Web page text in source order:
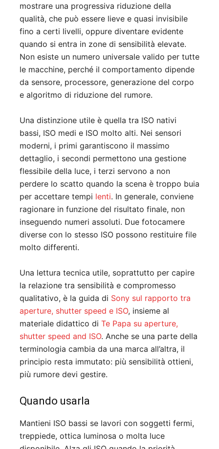
mostrare una progressiva riduzione della
qualità, che può essere lieve e quasi invisibile
fino a certi livelli, oppure diventare evidente
quando si entra in zone di sensibilità elevate.
Non esiste un numero universale valido per tutte
le macchine, perché il comportamento dipende
da sensore, processore, generazione del corpo
e algoritmo di riduzione del rumore.
Una distinzione utile è quella tra ISO nativi
bassi, ISO medi e ISO molto alti. Nei sensori
moderni, i primi garantiscono il massimo
dettaglio, i secondi permettono una gestione
flessibile della luce, i terzi servono a non
perdere lo scatto quando la scena è troppo buia
per accettare tempi lenti. In generale, conviene
ragionare in funzione del risultato finale, non
inseguendo numeri assoluti. Due fotocamere
diverse con lo stesso ISO possono restituire file
molto differenti.
Una lettura tecnica utile, soprattutto per capire
la relazione tra sensibilità e compromesso
qualitativo, è la guida di Sony sul rapporto tra
aperture, shutter speed e ISO, insieme al
materiale didattico di Te Papa su aperture,
shutter speed and ISO. Anche se una parte della
terminologia cambia da una marca all’altra, il
principio resta immutato: più sensibilità ottieni,
più rumore devi gestire.
Quando usarla
Mantieni ISO bassi se lavori con soggetti fermi,
treppiede, ottica luminosa o molta luce